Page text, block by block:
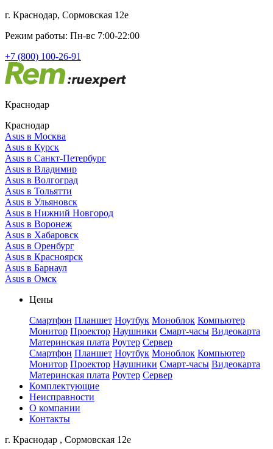
г. Краснодар, Сормовская 12е
Режим работы: Пн-вс 7:00-22:00
+7 (800) 100-26-91
Краснодар
Краснодар
Asus в Москва
Asus в Курск
Asus в Санкт-Петербург
Asus в Владимир
Asus в Волгоград
Asus в Тольятти
Asus в Ульяновск
Asus в Нижний Новгород
Asus в Воронеж
Asus в Хабаровск
Asus в Оренбург
Asus в Красноярск
Asus в Барнаул
Asus в Омск
Цены
Смартфон Планшет Ноутбук Моноблок Компьютер
Монитор Проектор Наушники Смарт-часы Видеокарта
Материнская плата Роутер Сервер
Смартфон Планшет Ноутбук Моноблок Компьютер
Монитор Проектор Наушники Смарт-часы Видеокарта
Материнская плата Роутер Сервер
Комплектующие
Неисправности
О компании
Контакты
г. Краснодар , Сормовская 12е